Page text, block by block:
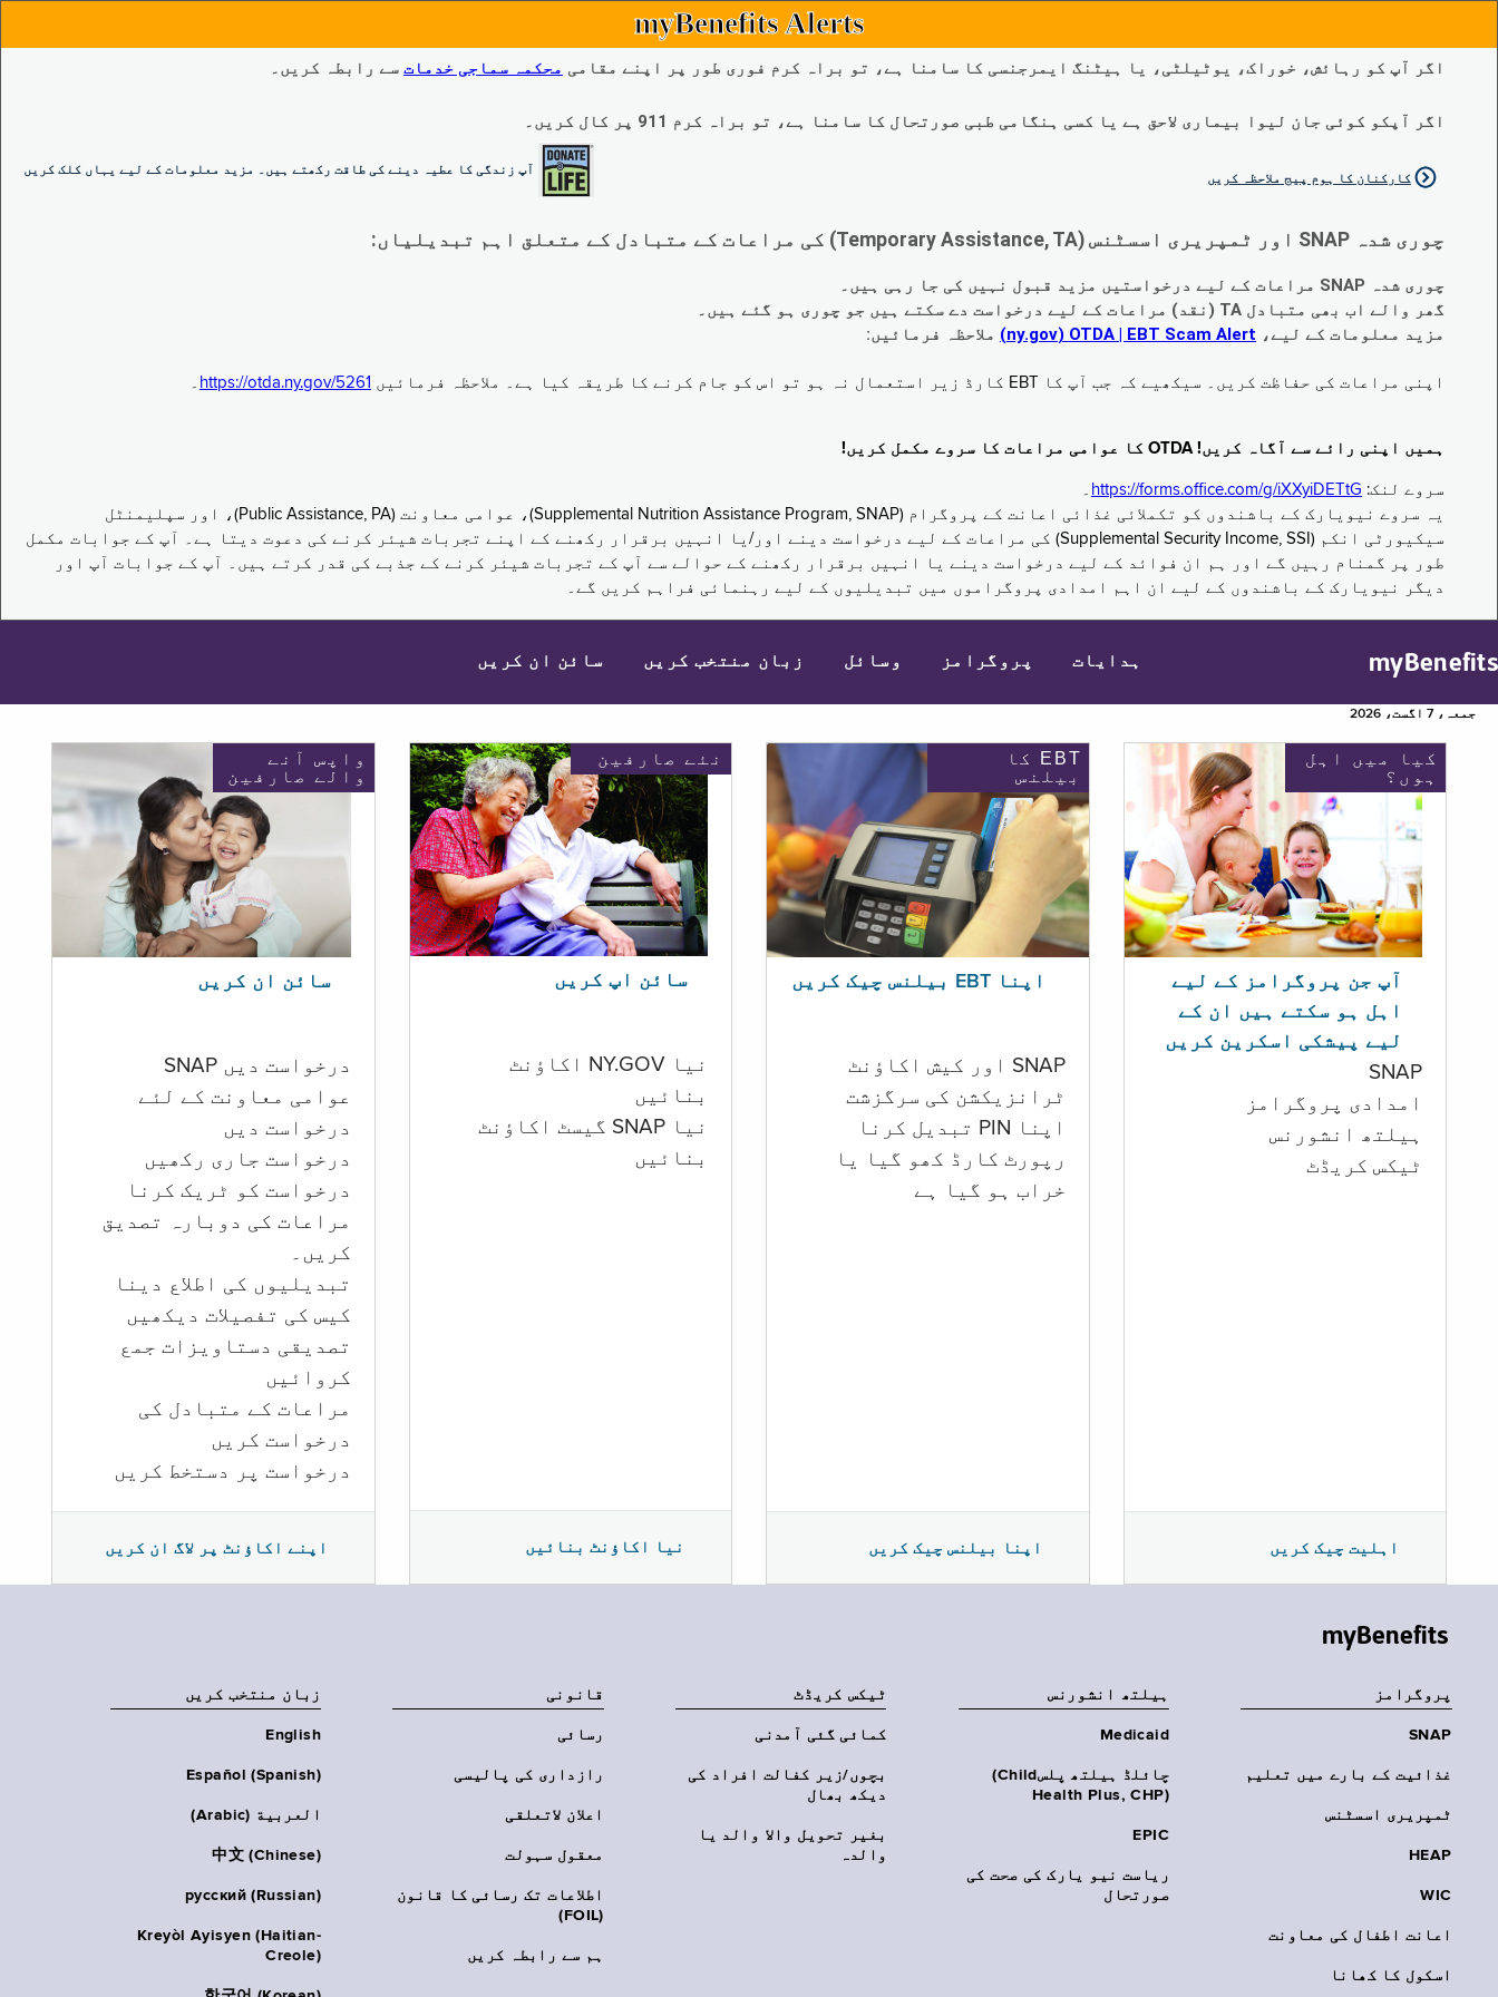
myBenefits Alerts
اگر آپ کو رہائش، خوراک، یوٹیلٹی، یا ہیٹنگ ایمرجنسی کا سامنا ہے، تو براہ کرم فوری طور پر اپنے مقامی محکمہ سماجی خدمات سے رابطہ کریں۔
اگر آپکو کوئی جان لیوا بیماری لاحق ہے یا کسی ہنگامی طبی صورتحال کا سامنا ہے، تو براہ کرم 911 پر کال کریں۔
آپ زندگی کا عطیہ دینے کی طاقت رکھتے ہیں۔ مزید معلومات کے لیے یہاں کلک کریں
کارکنان کا ہوم پیج ملاحظہ کریں
چوری شدہ SNAP اور ٹمپریری اسسٹنس (Temporary Assistance, TA) کی مراعات کے متبادل کے متعلق اہم تبدیلیاں:
چوری شدہ SNAP مراعات کے لیے درخواستیں مزید قبول نہیں کی جا رہی ہیں۔
گھر والے اب بھی متبادل TA (نقد) مراعات کے لیے درخواست دے سکتے ہیں جو چوری ہو گئے ہیں۔
مزید معلومات کے لیے، EBT Scam Alert ‏| OTDA ‏(ny.gov) ملاحظہ فرمائیں:
اپنی مراعات کی حفاظت کریں۔ سیکھیے کہ جب آپ کا EBT کارڈ زیر استعمال نہ ہو تو اس کو جام کرنے کا طریقہ کیا ہے۔ ملاحظہ فرمائیں https://otda.ny.gov/5261 ۔
ہمیں اپنی رائے سے آگاہ کریں! OTDA کا عوامی مراعات کا سروے مکمل کریں!
سروے لنک: https://forms.office.com/g/iXXyiDETtG ۔
یہ سروے نیویارک کے باشندوں کو تکملائی غذائی اعانت کے پروگرام (Supplemental Nutrition Assistance Program, SNAP)، عوامی معاونت (Public Assistance, PA)، اور سپلیمنٹل
سیکیورٹی انکم (Supplemental Security Income, SSI) کی مراعات کے لیے درخواست دینے اور/یا انہیں برقرار رکھنے کے اپنے تجربات شیئر کرنے کی دعوت دیتا ہے۔ آپ کے جوابات مکمل
طور پر گمنام رہیں گے اور ہم ان فوائد کے لیے درخواست دینے یا انہیں برقرار رکھنے کے حوالے سے آپ کے تجربات شیئر کرنے کے جذبے کی قدر کرتے ہیں۔ آپ کے جوابات آپ اور
دیگر نیویارک کے باشندوں کے لیے ان اہم امدادی پروگراموں میں تبدیلیوں کے لیے رہنمائی فراہم کریں گے۔
myBenefits ہدایات پروگرامز وسائل زبان منتخب کریں سائن ان کریں
جمعہ، 7 اگست، 2026
واپس آنے
والے صارفین
سائن ان کریں
درخواست دیں SNAP
عوامی معاونت کے لئے
درخواست دیں
درخواست جاری رکھیں
درخواست کو ٹریک کرنا
مراعات کی دوبارہ تصدیق
کریں۔
تبدیلیوں کی اطلاع دینا
کیس کی تفصیلات دیکھیں
تصدیقی دستاویزات جمع
کروائیں
مراعات کے متبادل کی
درخواست کریں
درخواست پر دستخط کریں
اپنے اکاؤنٹ پر لاگ ان کریں
نئے صارفین
سائن اپ کریں
نیا NY.GOV اکاؤنٹ
بنائیں
نیا SNAP گیسٹ اکاؤنٹ
بنائیں
نیا اکاؤنٹ بنائیں
EBT کا
بیلنس
اپنا EBT بیلنس چیک کریں
SNAP اور کیش اکاؤنٹ
ٹرانزیکشن کی سرگزشت
اپنا PIN تبدیل کرنا
رپورٹ کارڈ کھو گیا یا
خراب ہو گيا ہے
اپنا بیلنس چیک کریں
کیا میں اہل
ہوں؟
آپ جن پروگرامز کے لیے
اہل ہو سکتے ہیں ان کے
لیے پیشکی اسکرین کریں
SNAP
امدادی پروگرامز
‏ہیلتھ انشورنس
ٹیکس کریڈٹ
اہلیت چیک کریں
myBenefits
پروگرامز
SNAP
غذائیت کے بارے میں تعلیم
ٹمپریری اسسٹنس
HEAP
WIC
اعانت اطفال کی معاونت
اسکول کا کھانا
‏ہیلتھ انشورنس
Medicaid
چائلڈ ہیلتھ پلس‎(Child
Health Plus, CHP)‎
EPIC
ریاست نیو یارک کی صحت کی
صورتحال
ٹیکس کریڈٹ
کمائی گئی آمدنی
بچوں/زیر کفالت افراد کی
دیکھ بھال
بغیر تحویل والا والد یا
والدہ
قانونی
رسائی
رازداری کی پالیسی
اعلان لاتعلقی
معقول سہولت
اطلاعات تک رسائی کا قانون
(FOIL)
ہم سے رابطہ کریں
زبان منتخب کریں
English
Español (Spanish)
العربية (Arabic)
中文 (Chinese)
русский (Russian)
Kreyòl Ayisyen (Haitian-
Creole)